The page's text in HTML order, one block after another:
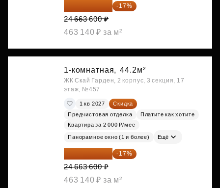
20 470 788 ₽ -17%
24 663 600 ₽
463 140 ₽ за м²
1-комнатная, 44.2м²
ЖК Скай Гарден, 2 корпус, 3 секция, 17
этаж, №457
1 кв 2027
Скидка
Предчистовая отделка
Платите как хотите
Квартира за 2 000 ₽/мес
Панорамное окно (1 и более) Ещё
20 470 788 ₽ -17%
24 663 600 ₽
463 140 ₽ за м²